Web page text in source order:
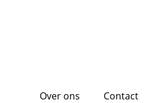
Over ons Contact